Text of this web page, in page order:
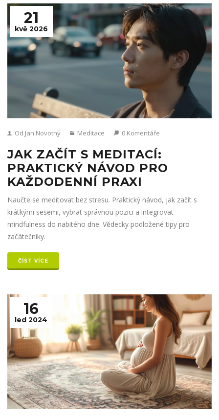
21
kvě 2026
Od Jan Novotný Meditace 0 Komentáře
JAK ZAČÍT S MEDITACÍ:
PRAKTICKÝ NÁVOD PRO
KAŽDODENNÍ PRAXI
Naučte se meditovat bez stresu. Praktický návod, jak začít s
krátkými sesemi, vybrat správnou pozici a integrovat
mindfulness do nabitého dne. Vědecky podložené tipy pro
začátečníky.
ČÍST VÍCE
16
led 2024